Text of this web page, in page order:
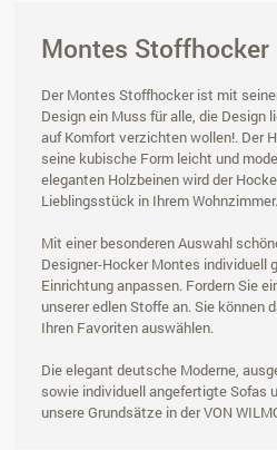
Montes Stoffhocker
Der Montes Stoffhocker ist mit
Design ein Muss für alle, die Design
auf Komfort verzichten wollen!. Der
seine kubische Form leicht und
eleganten Holzbeinen wird der
Lieblingsstück in Ihrem Wohnzimmer.
Mit einer besonderen Auswahl
Designer-Hocker Montes individuell
Einrichtung anpassen. Fordern Sie
unserer edlen Stoffe an. Sie können
Ihren Favoriten auswählen.
Die elegant deutsche Moderne,
sowie individuell angefertigte Sofas
unsere Grundsätze in der VON